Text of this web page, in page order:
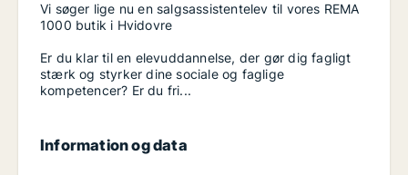
Vi søger lige nu en salgsassistentelev til vores REMA
1000 butik i Hvidovre
Er du klar til en elevuddannelse, der gør dig fagligt
stærk og styrker dine sociale og faglige
kompetencer? Er du fri...
Information og data